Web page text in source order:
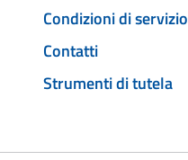
Condizioni di servizio
Contatti
Strumenti di tutela